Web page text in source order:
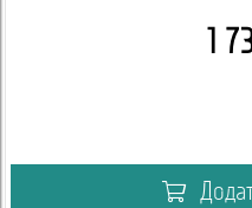
1